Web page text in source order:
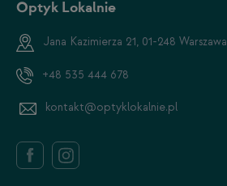
Optyk Lokalnie
Jana Kazimierza 21, 01-248 Warszawa
+48 535 444 678
kontakt@optyklokalnie.pl